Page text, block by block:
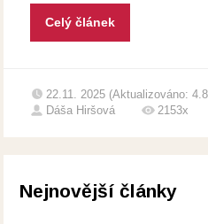
Celý článek
22.11. 2025 (Aktualizováno:
Dáša Hiršová
2153x
Nejnovější články